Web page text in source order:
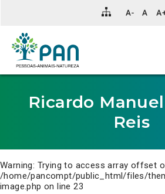
para
conteúdo
principal
da
Ricardo
Reis
Warning: Trying to access array offset
/home/pancompt/public_html/files/
image.php on line23